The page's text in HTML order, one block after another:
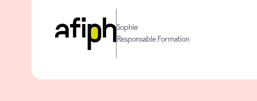
Sophie
Responsable Formation